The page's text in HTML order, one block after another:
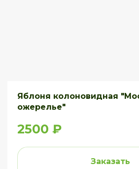
Яблоня колоновидная
ожерелье"
2500 ₽
Заказать